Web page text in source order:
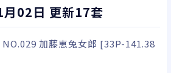
02日 更新17套
NO.029 加藤恵兔女郎 [33P-141.38